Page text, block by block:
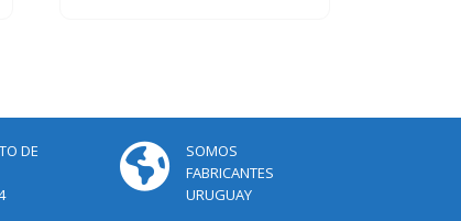
DE
SOMOS
FABRICANTES
URUGUAY